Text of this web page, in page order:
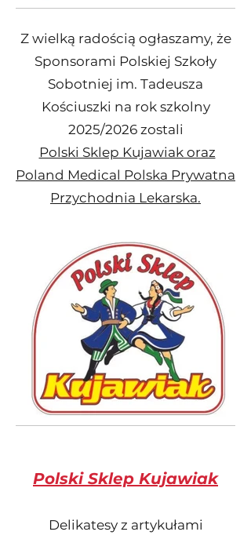
Z wielką radością ogłaszamy, że
Sponsorami Polskiej Szkoły
Sobotniej im. Tadeusza
Kościuszki na rok szkolny
2025/2026 zostali
Polski Sklep Kujawiak oraz
Poland Medical Polska Prywatna
Przychodnia Lekarska.
Polski Sklep Kujawiak
Delikatesy z artykułami